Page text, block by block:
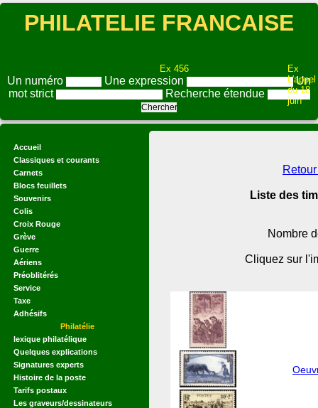
PHILATELIE FRANCAISE
Ex 456
Ex
L'appel
du 18
juin
Un numéro Une expression
Un
mot strict
Recherche étendue
Accueil
Classiques et courants
Carnets
Blocs feuillets
Souvenirs
Colis
Croix Rouge
Grève
Guerre
Aériens
Préoblitérés
Service
Taxe
Adhésifs
Philatélie
lexique philatélique
Quelques explications
Signatures experts
Histoire de la poste
Tarifs postaux
Les graveurs/dessinateurs
Liste des
Nombre
Cliquez sur